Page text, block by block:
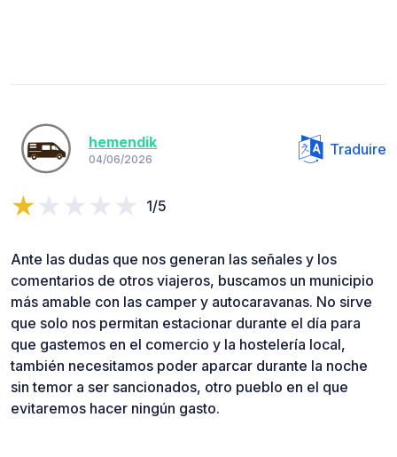
hemendik
04/06/2026
Traduire
1/5
Ante las dudas que nos generan las señales y los
comentarios de otros viajeros, buscamos un municipio
más amable con las camper y autocaravanas. No sirve
que solo nos permitan estacionar durante el día para
que gastemos en el comercio y la hostelería local,
también necesitamos poder aparcar durante la noche
sin temor a ser sancionados, otro pueblo en el que
evitaremos hacer ningún gasto.